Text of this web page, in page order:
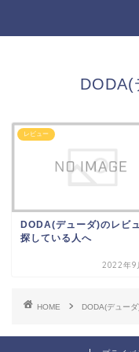
DODA(
レビュー
DODA(デューダ)のレビ
探している人へ
2022年9
HOME DODA(デュー